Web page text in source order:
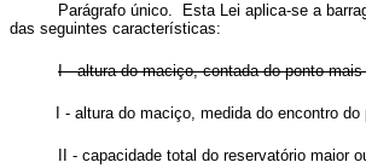
Parágrafo único. Esta Lei aplica-se a
das seguintes características:
I - altura do maciço, contada do ponto
I - altura do maciço, medida do encontro
II - capacidade total do reservatório maior